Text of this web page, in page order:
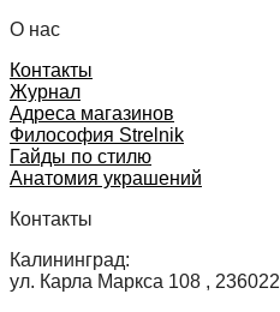
О нас
Контакты
Журнал
Адреса магазинов
Философия Strelnik
Гайды по стилю
Анатомия украшений
Контакты
Калининград:
ул. Карла Маркса 108 , 236022